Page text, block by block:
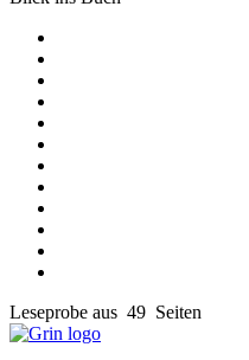
Leseprobe aus 49 Seiten